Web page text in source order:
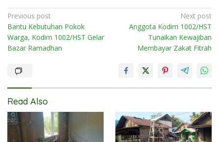
Post
navigation
Previous post
Bantu Kebutuhan Pokok
Warga, Kodim 1002/HST Gelar
Bazar Ramadhan
Next post
Anggota Kodim 1002/HST
Tunaikan Kewajiban
Membayar Zakat Fitrah
Read Also